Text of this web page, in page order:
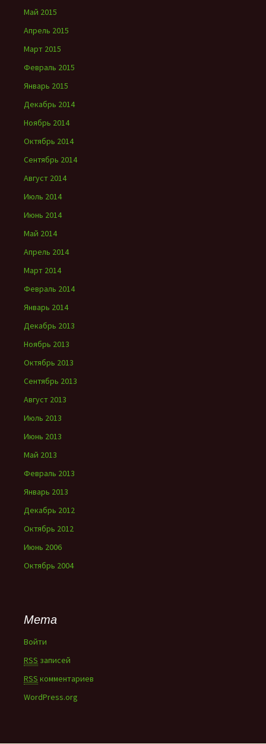
Май 2015
Апрель 2015
Март 2015
Февраль 2015
Январь 2015
Декабрь 2014
Ноябрь 2014
Октябрь 2014
Сентябрь 2014
Август 2014
Июль 2014
Июнь 2014
Май 2014
Апрель 2014
Март 2014
Февраль 2014
Январь 2014
Декабрь 2013
Ноябрь 2013
Октябрь 2013
Сентябрь 2013
Август 2013
Июль 2013
Июнь 2013
Май 2013
Февраль 2013
Январь 2013
Декабрь 2012
Октябрь 2012
Июнь 2006
Октябрь 2004
Мета
Войти
RSS записей
RSS комментариев
WordPress.org